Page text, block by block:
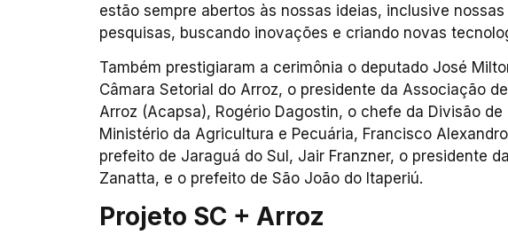
estão sempre abertos às nossas ideias, inclusive
pesquisas, buscando inovações e criando novas
Também prestigiaram a cerimônia o deputado José
Câmara Setorial do Arroz, o presidente da Associação
Arroz (Acapsa), Rogério Dagostin, o chefe da Divisão
Ministério da Agricultura e Pecuária, Francisco
prefeito de Jaraguá do Sul, Jair Franzner, o presidente
Zanatta, e o prefeito de São João do Itaperiú.
Projeto SC + Arroz